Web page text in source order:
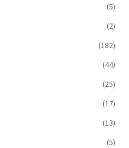
(5)
(2)
(182)
(44)
(25)
(17)
(13)
(5)